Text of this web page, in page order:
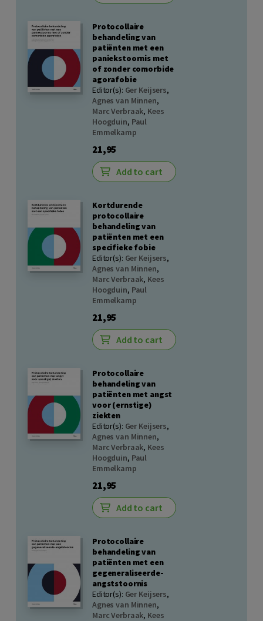
Protocollaire
behandeling van
patiënten met een
paniekstoornis met
of zonder comorbide
agorafobie
Editor(s): Ger Keijsers,
Agnes van Minnen,
Marc Verbraak, Kees
Hoogduin, Paul
Emmelkamp
21,95
Add to cart
Kortdurende
protocollaire
behandeling van
patiënten met een
specifieke fobie
Editor(s): Ger Keijsers,
Agnes van Minnen,
Marc Verbraak, Kees
Hoogduin, Paul
Emmelkamp
21,95
Add to cart
Protocollaire
behandeling van
patiënten met angst
voor (ernstige)
ziekten
Editor(s): Ger Keijsers,
Agnes van Minnen,
Marc Verbraak, Kees
Hoogduin, Paul
Emmelkamp
21,95
Add to cart
Protocollaire
behandeling van
patiënten met een
gegeneraliseerde-
angststoornis
Editor(s): Ger Keijsers,
Agnes van Minnen,
Marc Verbraak, Kees